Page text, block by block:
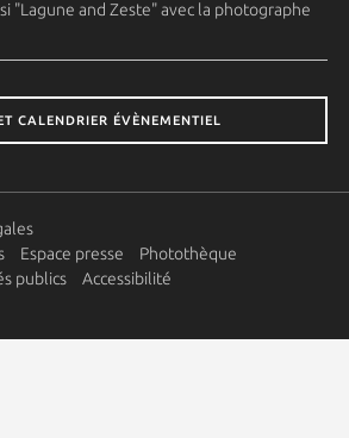
"Lagune and Zeste" avec la photographe
CALENDRIER ÉVÈNEMENTIEL
Espace presse
Photothèque
publics Accessibilité